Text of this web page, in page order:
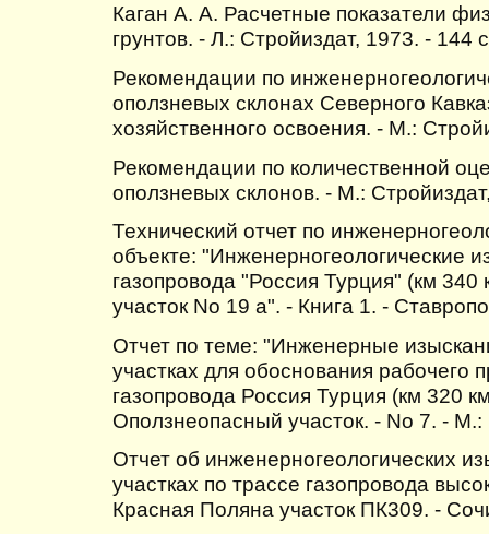
Каган А. А. Расчетные показатели
грунтов. - Л.: Стройиздат, 1973. - 144
Рекомендации по
оползневых склонах Северного
хозяйственного освоения. - М.:
Рекомендации по количественной
оползневых склонов. - М.:
Технический отчет по
объекте: "Инженерногеологические
газопровода "Россия Турция" (км
участок No 19 а". - Книга 1. -
Отчет по теме: "Инженерные
участках для обоснования рабочего
газопровода Россия Турция (км 320
Оползнеопасный участок. - No 7. -
Отчет об инженерногеологических
участках по трассе газопровода
Красная Поляна участок ПК309. -